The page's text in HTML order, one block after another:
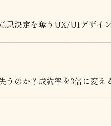
思決定を奪うUX/UIデザイ
のか？成約率を3倍に変え